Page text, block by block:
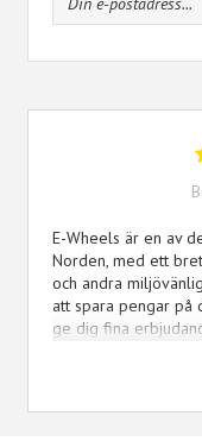
E-Wheels är en av
Norden, med ett
och andra
att spara pengar på
ge dig fina
elfordon och göra
för att få bästa